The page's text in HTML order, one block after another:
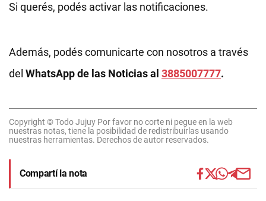
Si querés, podés activar las notificaciones.
Además, podés comunicarte con nosotros a través
del WhatsApp de las Noticias al 3885007777.
Copyright © Todo Jujuy Por favor no corte ni pegue en la web
nuestras notas, tiene la posibilidad de redistribuirlas usando
nuestras herramientas. Derechos de autor reservados.
Compartí la nota